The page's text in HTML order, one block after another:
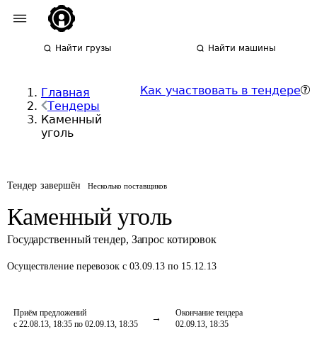
Найти грузы Найти машины
Главная
Тендеры
Каменный
уголь
Как участвовать в тендере
Тендер завершён Несколько поставщиков
Каменный уголь
Государственный тендер, Запрос котировок
Осуществление перевозок с 03.09.13 по 15.12.13
Приём предложений
с 22.08.13, 18:35 по 02.09.13, 18:35
Окончание тендера
02.09.13, 18:35